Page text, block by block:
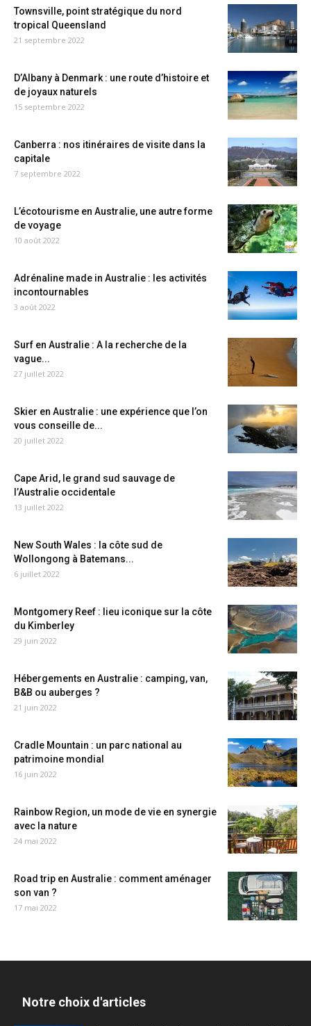
Townsville, point stratégique du nord
tropical Queensland
21 septembre 2022
D’Albany à Denmark : une route d’histoire et
de joyaux naturels
15 septembre 2022
Canberra : nos itinéraires de visite dans la
capitale
7 septembre 2022
L’écotourisme en Australie, une autre forme
de voyage
10 août 2022
Adrénaline made in Australie : les activités
incontournables
3 août 2022
Surf en Australie : A la recherche de la
vague...
27 juillet 2022
Skier en Australie : une expérience que l’on
vous conseille de...
20 juillet 2022
Cape Arid, le grand sud sauvage de
l’Australie occidentale
13 juillet 2022
New South Wales : la côte sud de
Wollongong à Batemans...
6 juillet 2022
Montgomery Reef : lieu iconique sur la côte
du Kimberley
29 juin 2022
Hébergements en Australie : camping, van,
B&B ou auberges ?
21 juin 2022
Cradle Mountain : un parc national au
patrimoine mondial
16 juin 2022
Rainbow Region, un mode de vie en synergie
avec la nature
24 mai 2022
Road trip en Australie : comment aménager
son van ?
17 mai 2022
Notre choix d'articles